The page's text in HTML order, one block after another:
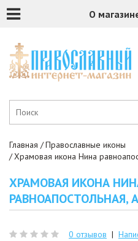
О
Главная
Православные иконы
Храмовая икона Нина
ХРАМОВАЯ ИКОНА
РАВНОАПОСТОЛЬНАЯ,
0 отзывов |